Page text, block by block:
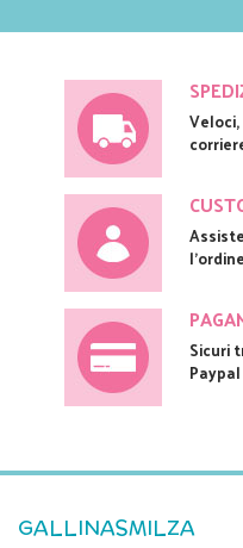
Sicuri
GALLINASMILZA